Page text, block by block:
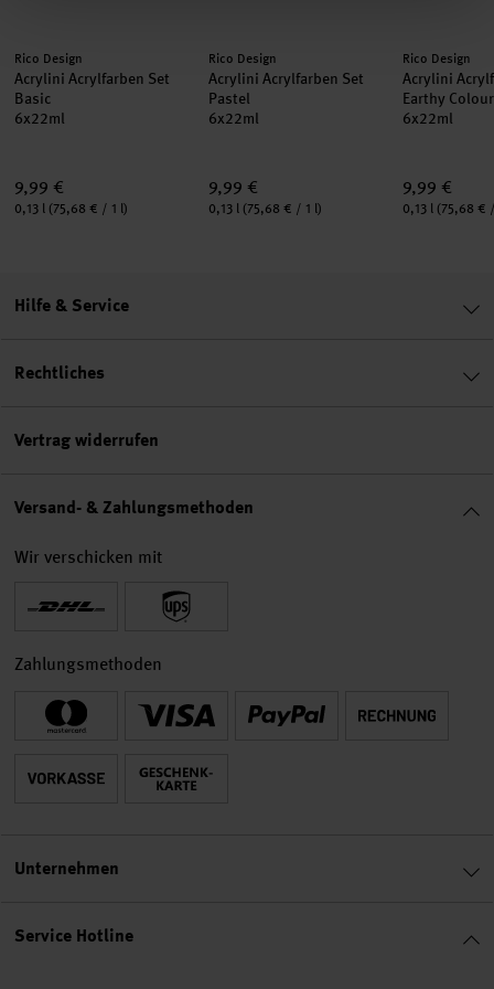
Hersteller:
Rico Design
Acrylini Acrylfarben Set
Basic
6x22ml
9,99 €
Inhalt:
0,13 l (75,68 € / 1 l)
Hersteller:
Rico Design
Acrylini Acrylfarben Set
Pastel
6x22ml
9,99 €
Inhalt:
0,13 l (75,68 € / 1 l)
Hersteller:
Rico Design
Acrylini
Earthy
6x22ml
9,99 €
Inhalt:
0,13 l (75,68 €
Service Hotline
Hilfe & Service
Rechtliches
Vertrag widerrufen
Versand- & Zahlungsmethoden
Wir verschicken mit
Zahlungsmethoden
Unternehmen